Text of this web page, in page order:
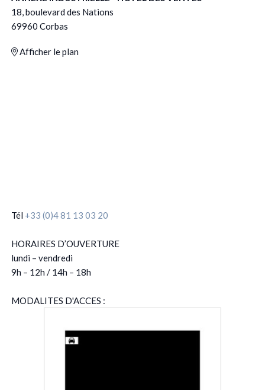
18, boulevard des Nations
69960 Corbas
Afficher le plan
Tél +33 (0)4 81 13 03 20
HORAIRES D’OUVERTURE
lundi – vendredi
9h – 12h / 14h – 18h
MODALITES D'ACCES :